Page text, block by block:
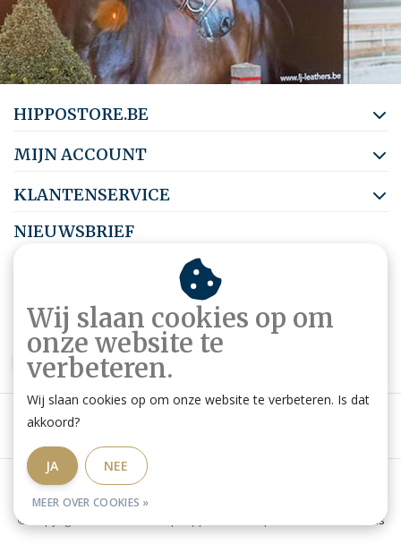
HIPPOSTORE.BE
MIJN ACCOUNT
KLANTENSERVICE
NIEUWSBRIEF
Abonneer je op onze nieuwsbrief om op de hoogte te blijven.
ABONNEER
Algemene voorwaarden
© Copyright 2026 - Ruitershop HippoStore.be | Website door Omatis
Wij slaan cookies op om
onze website te
verbeteren.
Wij slaan cookies op om onze website te verbeteren. Is dat
akkoord?
JA NEE
MEER OVER COOKIES »